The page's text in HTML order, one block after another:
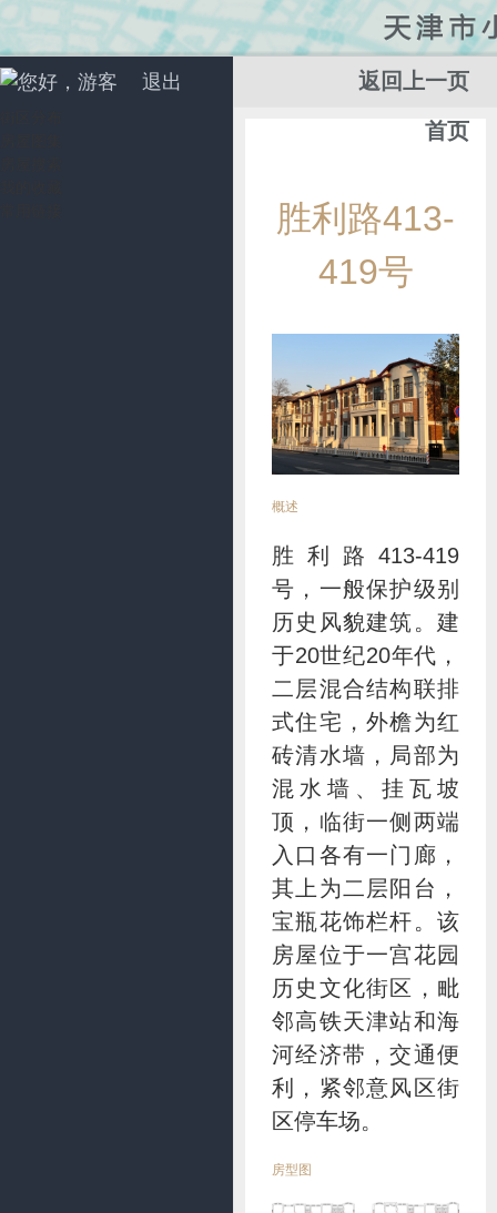
您好，游客 退出 返回上一页
首页
胜利路413-
419号
概述
胜利路413-419
号，一般保护级别
历史风貌建筑。建
于20世纪20年代，
二层混合结构联排
式住宅，外檐为红
砖清水墙，局部为
混水墙、挂瓦坡
顶，临街一侧两端
入口各有一门廊，
其上为二层阳台，
宝瓶花饰栏杆。该
房屋位于一宫花园
历史文化街区，毗
邻高铁天津站和海
河经济带，交通便
利，紧邻意风区街
区停车场。
房型图